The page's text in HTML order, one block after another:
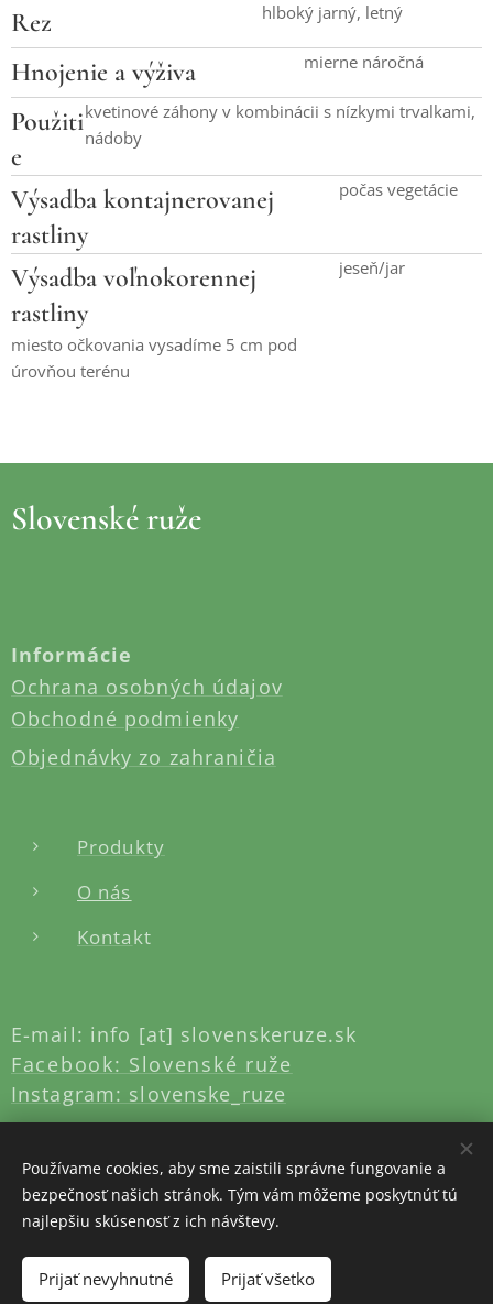
Do košíka
Rez hlboký jarný, letný
Hnojenie a výživa mierne náročná
Použiti
e
kvetinové záhony v kombinácii s nízkymi trvalkami,
nádoby
Výsadba kontajnerovanej
rastliny
počas vegetácie
Výsadba voľnokorennej
rastliny
miesto očkovania vysadíme 5 cm pod
úrovňou terénu
jeseň/jar
Slovenské ruže
Informácie
Ochrana osobných údajov
Obchodné podmienky
Objednávky zo zahraničia
Produkty
O nás
Kontakt
E-mail: info [at] slovenskeruze.sk
Facebook: Slovenské ruže
Instagram: slovenske_ruze
Vytvorené službouWebnode
Používame cookies, aby sme zaistili správne fungovanie a
bezpečnosť našich stránok. Tým vám môžeme poskytnúť tú
najlepšiu skúsenosť z ich návštevy.
Prijať nevyhnutné Prijať všetko